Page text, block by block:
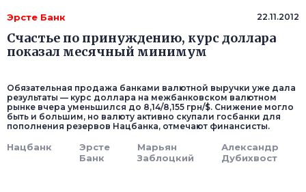
Эрсте Банк 22.11.2012
Счастье по принуждению, курс доллара
показал месячный минимум
Обязательная продажа банками валютной выручки уже дала
результаты — курс доллара на межбанковском валютном
рынке вчера уменьшился до 8,14/8,155 грн/$. Снижение могло
быть и большим, но валюту активно скупали госбанки для
пополнения резервов Нацбанка, отмечают финансисты.
Нацбанк
Эрсте
Банк
Марьян
Заблоцкий
Александр
Дубихвост